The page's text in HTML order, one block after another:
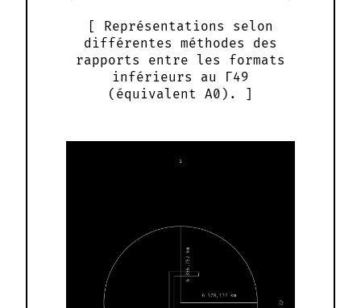
Représentations selon
différentes méthodes des
rapports entre les formats
inférieurs au Γ49
(équivalent A0).